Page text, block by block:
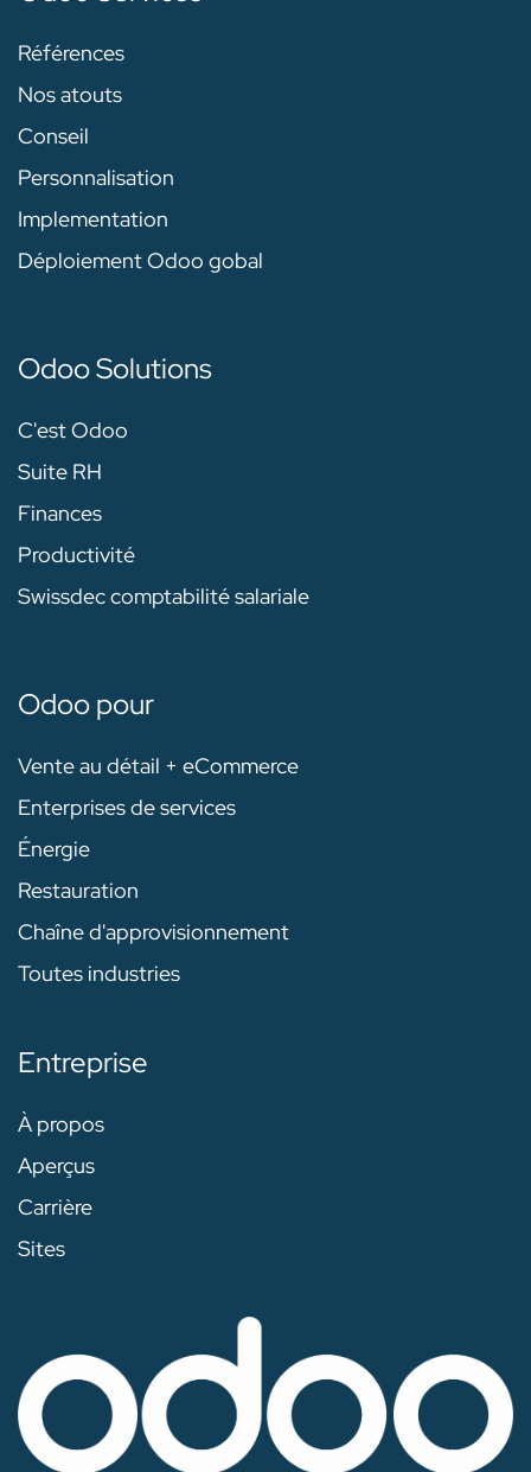
Références
Nos atouts
Conseil
Personnalisation
Implementation
Déploiement Odoo gobal
Odoo Solutions
C'est Odoo
Suite RH
Finances
Productivité
Swissdec comptabilité salariale
Odoo pour
Vente au détail + eCommerce
Enterprises de services
Énergie
Restauration
Chaîne d'approvisionnement
Toutes industries
Entreprise
À propos
Aperçus
Carrière
Sites